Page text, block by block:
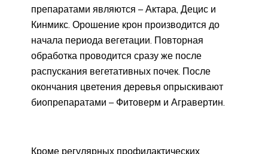
препаратами являются – Актара, Децис и
Кинмикс. Орошение крон производится до
начала периода вегетации. Повторная
обработка проводится сразу же после
распускания вегетативных почек. После
окончания цветения деревья опрыскивают
биопрепаратами – Фитоверм и Агравертин.
Кроме регулярных профилактических